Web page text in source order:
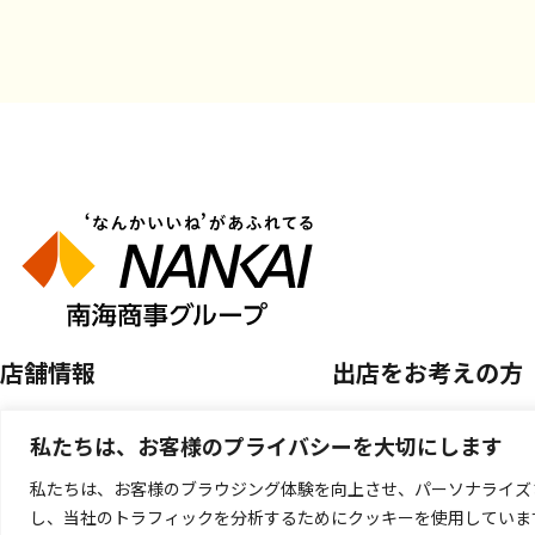
私たちは、お客様のプライバシーを大切にします
私たちは、お客様のブラウジング体験を向上させ、パーソナライ
し、当社のトラフィックを分析するためにクッキーを使用してい
店舗情報
店舗を探す
開催中のPOP UP SHOP
出店をお考えの方
空き区画のご案内
催事店舗出店のご案
キッチンカー出店の